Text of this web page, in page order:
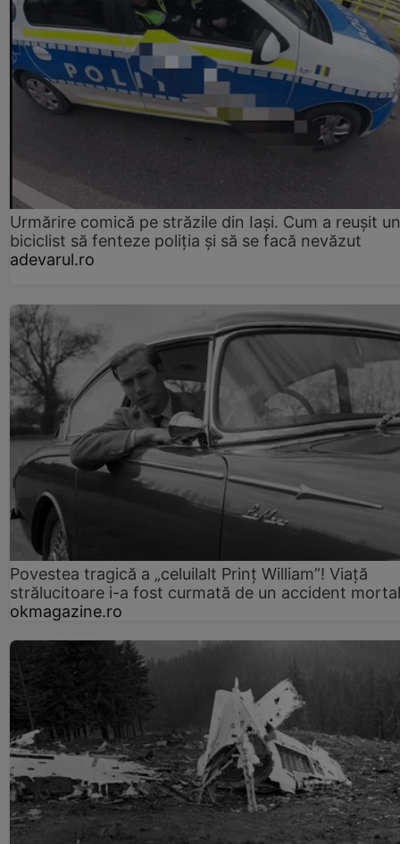
Urmărire comică pe străzile din Iași. Cum a reușit un
biciclist să fenteze poliția și să se facă nevăzut
adevarul.ro
Povestea tragică a „celuilalt Prinț William”! Viață
strălucitoare i-a fost curmată de un accident mortal
okmagazine.ro